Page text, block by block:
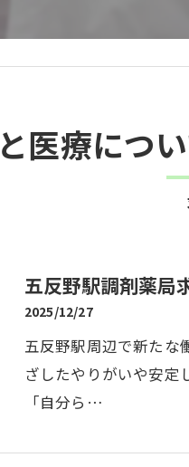
医療につ
五反野駅調剤薬局
2025/12/27
五反野駅周辺で新たな
ざしたやりがいや安定
「自分ら…